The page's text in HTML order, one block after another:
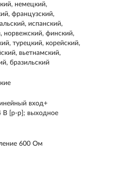
немецкий,
французский,
испанский,
норвежский, финский,
турецкий, корейский,
вьетнамский,
бразильский
вход+
В [p-p]; выходное
600 Ом